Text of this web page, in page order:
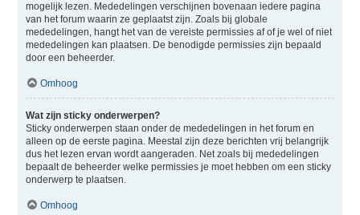
mogelijk lezen. Mededelingen verschijnen bovenaan iedere pagina
van het forum waarin ze geplaatst zijn. Zoals bij globale
mededelingen, hangt het van de vereiste permissies af of je wel of niet
mededelingen kan plaatsen. De benodigde permissies zijn bepaald
door een beheerder.
Omhoog
Wat zijn sticky onderwerpen?
Sticky onderwerpen staan onder de mededelingen in het forum en
alleen op de eerste pagina. Meestal zijn deze berichten vrij belangrijk
dus het lezen ervan wordt aangeraden. Net zoals bij mededelingen
bepaalt de beheerder welke permissies je moet hebben om een sticky
onderwerp te plaatsen.
Omhoog